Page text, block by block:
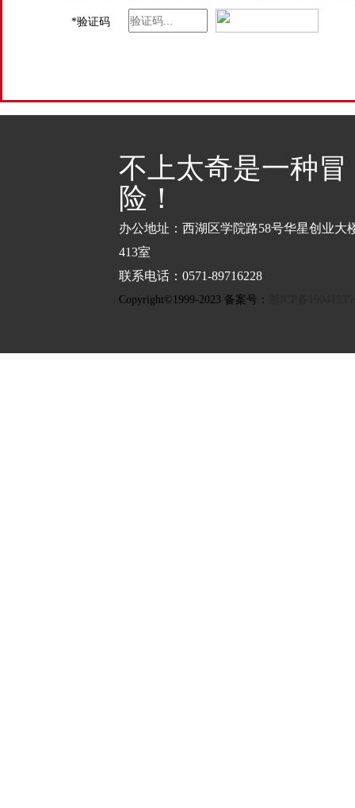
*验证码
不上太奇是一种冒
险！
办公地址：西湖区学院路58号华星创业大
413室
联系电话：0571-89716228
Copyright©1999-2023 备案号：